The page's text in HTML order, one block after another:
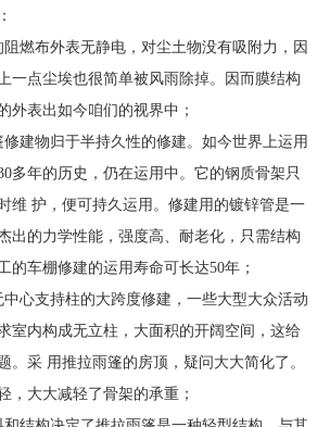
燃布外表无静电，对尘土物没有吸附力，因
一点尘埃也很简单被风雨除掉。因而膜结构
外表出如今咱们的视界中；
建物归于半持久性的修建。如今世界上运用
多年的历史，仍在运用中。它的钢质骨架只
维 护，便可持久运用。修建用的镀锌管是一
出的力学性能，强度高、耐老化，只需结构
的车棚修建的运用寿命可长达50年；
心支持柱的大跨度修建，一些大型大众活动
室内构成无立柱，大面积的开阔空间，这给
。采 用推拉雨篷的房顶，疑问大大简化了。
，大大减轻了骨架的承重；